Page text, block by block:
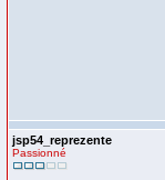
jsp54_reprezente
Passionné